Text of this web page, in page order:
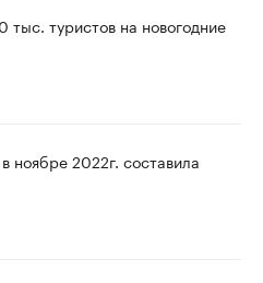
туристов на новогодние
ноябре 2022г. составила